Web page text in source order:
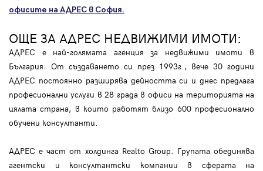
офисите на АДРЕС в София.
ОЩЕ ЗА АДРЕС НЕДВИЖИМИ ИМОТИ:
АДРЕС е най-голямата агенция за недвижими имоти в
България. От създаването си през 1993г., вече 30 години
АДРЕС постоянно разширява дейността си и днес предлага
професионални услуги в 28 града в офиси на територията на
цялата страна, в които работят близо 600 професионално
обучени консултанти.
АДРЕС е част от холдинга Realto Group. Групата обединява
агентски и консултантски компании в сферата на